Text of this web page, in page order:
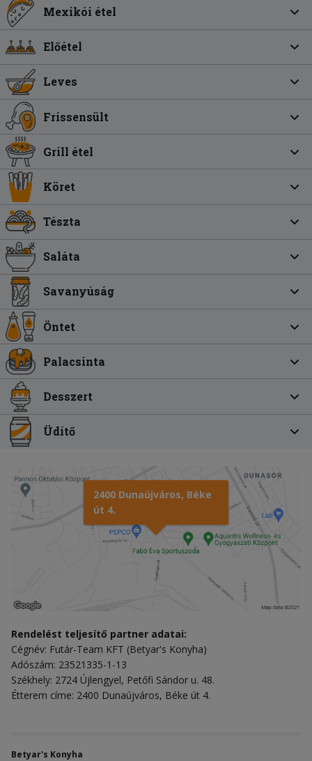
Mexikói étel
Előétel
Leves
Frissensült
Grill étel
Köret
Tészta
Saláta
Savanyúság
Öntet
Palacsinta
Desszert
Üdítő
2400 Dunaújváros, Béke
út 4.
Rendelést teljesítő partner adatai:
Cégnév: Futár-Team KFT (Betyar's Konyha)
Adószám: 23521335-1-13
Székhely: 2724 Újlengyel, Petőfi Sándor u. 48.
Étterem címe: 2400 Dunaújváros, Béke út 4.
Betyar's Konyha